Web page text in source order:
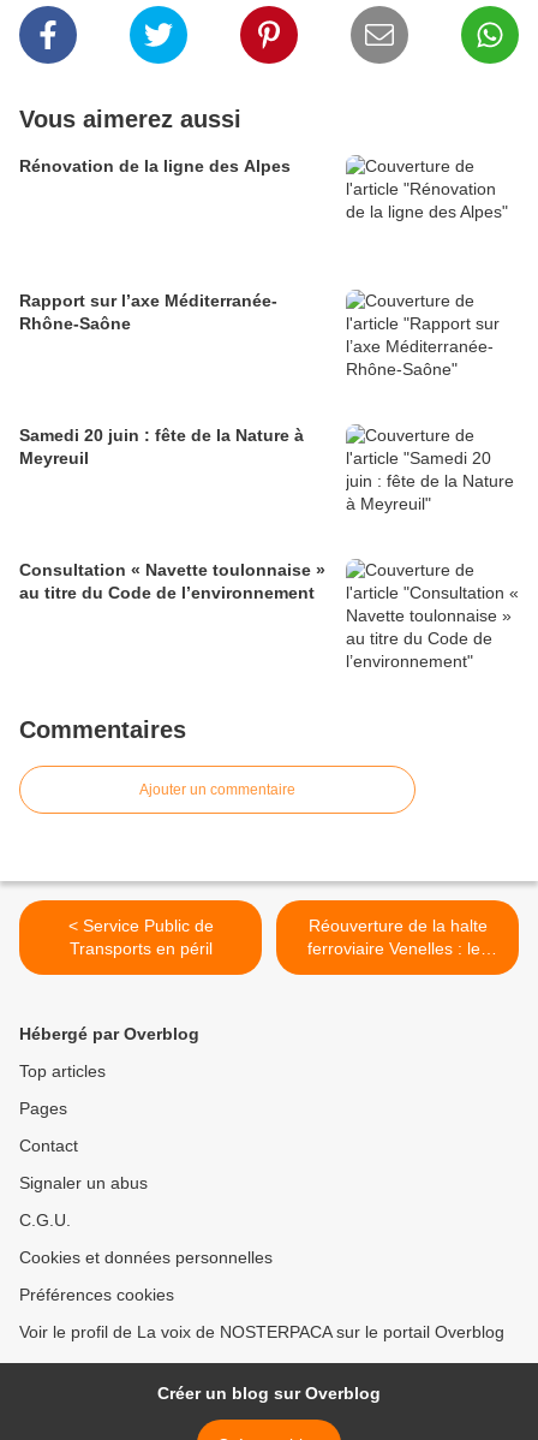
Vous aimerez aussi
Rénovation de la ligne des Alpes
Rapport sur l’axe Méditerranée-
Rhône-Saône
Samedi 20 juin : fête de la Nature à
Meyreuil
Consultation « Navette toulonnaise »
au titre du Code de l’environnement
Commentaires
Ajouter un commentaire
< Service Public de
Transports en péril
Réouverture de la halte
ferroviaire Venelles : les
soutiens s'élargissent >
Hébergé par Overblog
Top articles
Pages
Contact
Signaler un abus
C.G.U.
Cookies et données personnelles
Préférences cookies
Voir le profil de La voix de NOSTERPACA sur le portail Overblog
Créer un blog sur Overblog